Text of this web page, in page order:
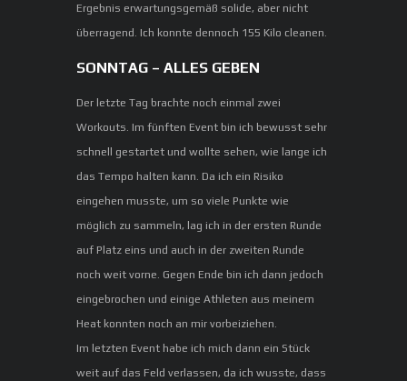
Ergebnis erwartungsgemäß solide, aber nicht
überragend. Ich konnte dennoch 155 Kilo cleanen.
SONNTAG – ALLES GEBEN
Der letzte Tag brachte noch einmal zwei
Workouts. Im fünften Event bin ich bewusst sehr
schnell gestartet und wollte sehen, wie lange ich
das Tempo halten kann. Da ich ein Risiko
eingehen musste, um so viele Punkte wie
möglich zu sammeln, lag ich in der ersten Runde
auf Platz eins und auch in der zweiten Runde
noch weit vorne. Gegen Ende bin ich dann jedoch
eingebrochen und einige Athleten aus meinem
Heat konnten noch an mir vorbeiziehen.
Im letzten Event habe ich mich dann ein Stück
weit auf das Feld verlassen, da ich wusste, dass